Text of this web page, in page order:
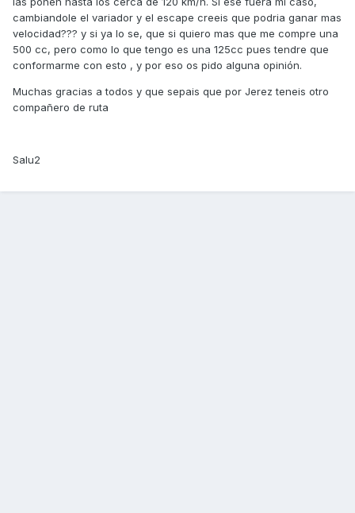
cambiandole el variador y el escape creeis que podria ganar mas
velocidad??? y si ya lo se, que si quiero mas que me compre una
500 cc, pero como lo que tengo es una 125cc pues tendre que
conformarme con esto , y por eso os pido alguna opinión.
Muchas gracias a todos y que sepais que por Jerez teneis otro
compañero de ruta
Salu2